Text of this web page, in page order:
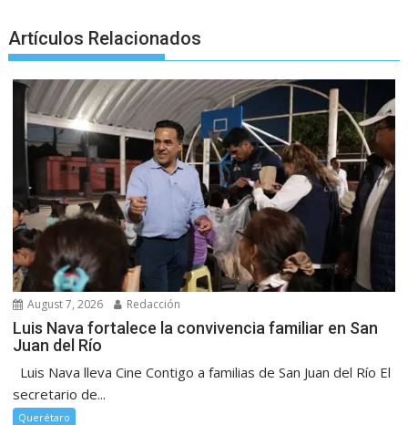
Artículos Relacionados
August 7, 2026 Redacción
Luis Nava fortalece la convivencia familiar en San
Juan del Río
Luis Nava lleva Cine Contigo a familias de San Juan del Río El
secretario de...
Querétaro